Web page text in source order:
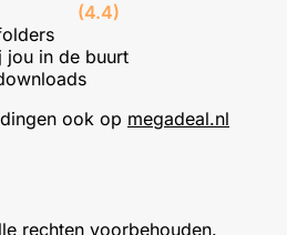
(4.4)
jou in de buurt
ook op megadeal.nl
rechten voorbehouden.